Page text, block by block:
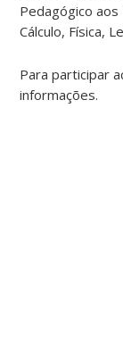
Pedagógico
Cálculo, Física,
Para participar
informações.